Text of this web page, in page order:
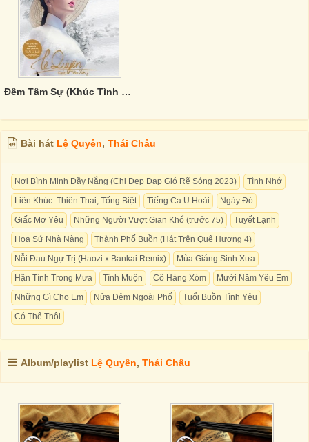
Đêm Tâm Sự (Khúc Tình Xưa 3)
Bài hát Lệ Quyên, Thái Châu
Nơi Bình Minh Đầy Nắng (Chị Đẹp Đạp Gió Rẽ Sóng 2023)
Tình Nhớ
Liên Khúc: Thiên Thai; Tống Biệt
Tiếng Ca U Hoài
Ngày Đó
Giấc Mơ Yêu
Những Người Vượt Gian Khổ (trước 75)
Tuyết Lạnh
Hoa Sứ Nhà Nàng
Thành Phố Buồn (Hát Trên Quê Hương 4)
Nỗi Đau Ngự Trị (Haozi x Bankai Remix)
Mùa Giáng Sinh Xưa
Hận Tình Trong Mưa
Tình Muộn Cô Hàng Xóm
Mười Năm Yêu Em
Những Gì Cho Em
Nửa Đêm Ngoài Phố
Tuổi Buồn Tình Yêu
Có Thế Thôi
Album/playlist Lệ Quyên, Thái Châu